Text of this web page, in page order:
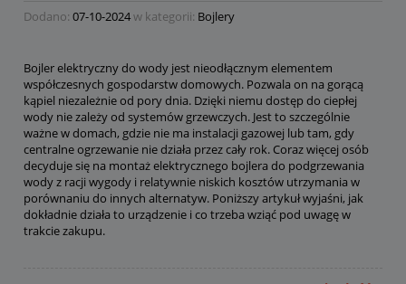
Dodano: 07-10-2024w kategorii: Bojlery
Bojler elektryczny do wody jest nieodłącznym elementem
współczesnych gospodarstw domowych. Pozwala on na gorącą
kąpiel niezależnie od pory dnia. Dzięki niemu dostęp do ciepłej
wody nie zależy od systemów grzewczych. Jest to szczególnie
ważne w domach, gdzie nie ma instalacji gazowej lub tam, gdy
centralne ogrzewanie nie działa przez cały rok. Coraz więcej osób
decyduje się na montaż elektrycznego bojlera do podgrzewania
wody z racji wygody i relatywnie niskich kosztów utrzymania w
porównaniu do innych alternatyw. Poniższy artykuł wyjaśni, jak
dokładnie działa to urządzenie i co trzeba wziąć pod uwagę w
trakcie zakupu.